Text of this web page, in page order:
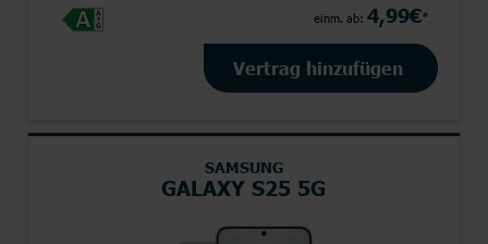
einm. ab: 4,99€*
Vertrag hinzufügen
SAMSUNG
GALAXY S25 5G